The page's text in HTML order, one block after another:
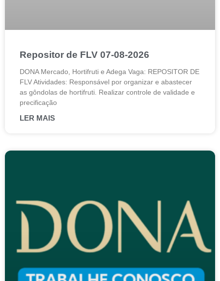
Repositor de FLV 07-08-2026
DONA Mercado, Hortifruti e Adega Vaga: REPOSITOR DE
FLV Atividades: Responsável por organizar e abastecer
as gôndolas de hortifruti. Realizar controle de validade e
precificação
LER MAIS